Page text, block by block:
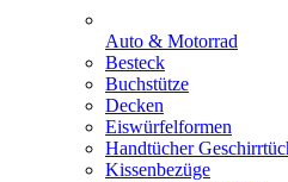
Auto & Motorrad
Besteck
Buchstütze
Decken
Eiswürfelformen
Handtücher
Kissenbezüge